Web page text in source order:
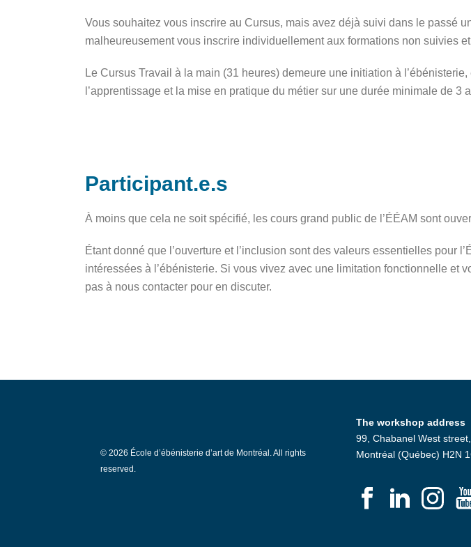
Vous souhaitez vous inscrire au Cursus, mais avez déjà suivi dans le passé
malheureusement vous inscrire individuellement aux formations non suivies
Le Cursus Travail à la main (31 heures) demeure une initiation à
l’apprentissage et la mise en pratique du métier sur une durée minimale de 3
Participant.e.s
À moins que cela ne soit spécifié, les cours grand public de l’ÉÉAM sont
Étant donné que l’ouverture et l’inclusion sont des valeurs essentielles pour
intéressées à l’ébénisterie. Si vous vivez avec une limitation fonctionnelle et
pas à nous contacter pour en discuter.
© 2026 École d’ébénisterie d’art de Montréal. All rights
reserved.
The workshop address
99, Chabanel West
Montréal (Québec) H2N